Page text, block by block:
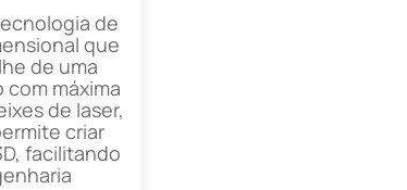
de
que
de uma
máxima
de laser,
criar
facilitando